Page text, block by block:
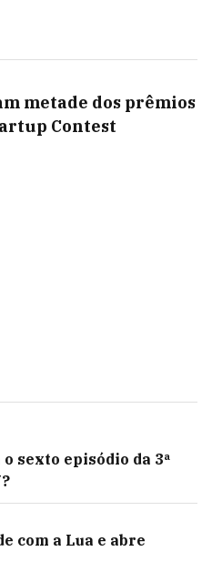
metade dos prêmios
Contest
sexto episódio da 3ª
com a Lua e abre